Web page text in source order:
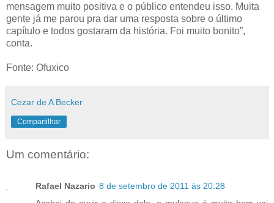
mensagem muito positiva e o público entendeu isso. Muita
gente já me parou pra dar uma resposta sobre o último
capítulo e todos gostaram da história. Foi muito bonito”,
conta.
Fonte: Ofuxico
Cezar de A Becker
Compartilhar
Um comentário:
Rafael Nazario 8 de setembro de 2011 às 20:28